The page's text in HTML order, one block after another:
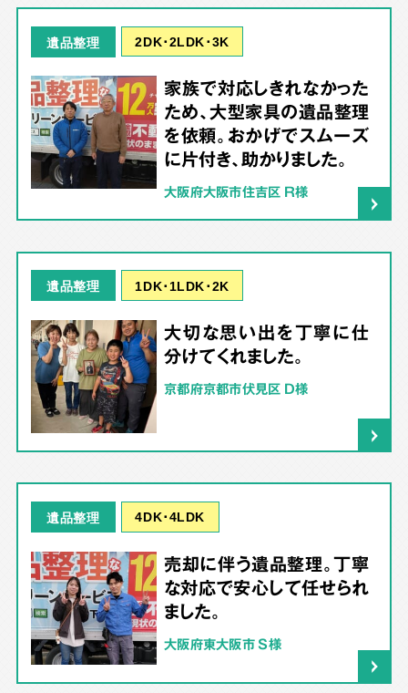
遺品整理 2DK･2LDK･3K
家族で対応しきれなかった
ため、大型家具の遺品整理
を依頼。おかげでスムーズ
に片付き、助かりました。
大阪府大阪市住吉区 R様
遺品整理 1DK･1LDK･2K
大切な思い出を丁寧に仕
分けてくれました。
京都府京都市伏見区 D様
遺品整理 4DK･4LDK
売却に伴う遺品整理。丁寧
な対応で安心して任せられ
ました。
大阪府東大阪市 S様